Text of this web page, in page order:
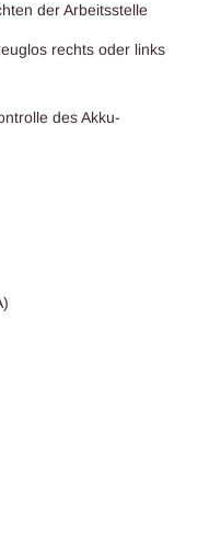
der Arbeitsstelle
rechts oder links
des Akku-